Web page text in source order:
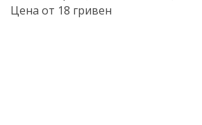
Цена от 18 гривен